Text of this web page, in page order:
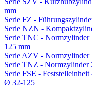
Serie SZV -
mm
Serie FZ -
Serie NZN -
Serie TNC -
125 mm
Serie AZV - Normzylinder
Serie TNZ - Normzylinder
Serie FSE -
Ø 32-125